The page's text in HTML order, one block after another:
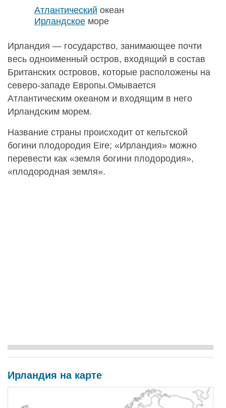
Атлантический океан
Ирландскоеморе
Ирландия — государство, занимающее почти
весь одноименный остров, входящий в состав
Британских островов, которые расположены на
северо-западе Европы.Омывается
Атлантическим океаном и входящим в него
Ирландским морем.
Название страны происходит от кельтской
богини плодородия Eire; «Ирландия» можно
перевести как «земля богини плодородия»,
«плодородная земля».
Ирландия на карте